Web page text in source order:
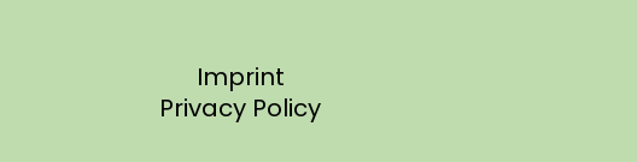
Imprint
Privacy Policy